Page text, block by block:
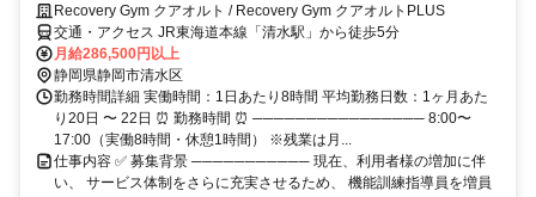
Recovery Gym クアオルト / Recovery Gym クアオルトPLUS
交通・アクセス JR東海道本線「清水駅」から徒歩5分
月給286,500円以上
静岡県静岡市清水区
勤務時間詳細 実働時間：1日あたり8時間 平均勤務日数：1ヶ月あた
り20日 〜 22日 ⏰ 勤務時間 ⏰ ──────────────── 8:00〜
17:00（実働8時間・休憩1時間） ※残業は月...
仕事内容 ✅ 募集背景 ─────────── 現在、利用者様の増加に伴
い、 サービス体制をさらに充実させるため、 機能訓練指導員を増員